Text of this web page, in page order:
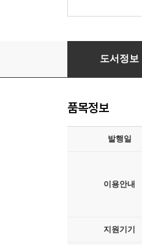
레오나르도 다빈
도서정보
품목정보
발행일
이용안내
지원기기